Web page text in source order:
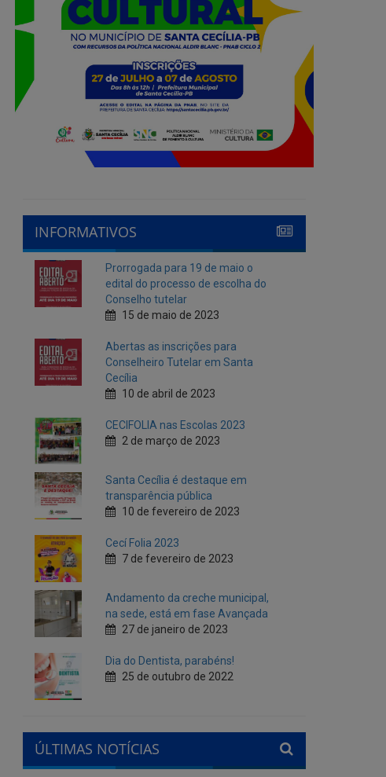
INFORMATIVOS
Conselho tutelar
15 de maio de 2023
Abertas as inscrições para
Conselheiro Tutelar em Santa
Cecília
CECIFOLIA nas Escolas 2023
2 de março de 2023
Santa Cecília é destaque em
transparência pública
10 de fevereiro de 2023
Cecí Folia 2023
7 de fevereiro de 2023
Andamento da creche municipal,
na sede, está em fase Avançada
Dia do Dentista, parabéns!
25 de outubro de 2022
ÚLTIMAS NOTÍCIAS
CULTURA DE SANTA CECÍLIA!